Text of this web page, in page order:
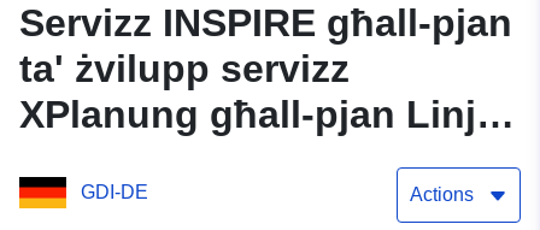
Servizz INSPIRE għall-pjan
ta' żvilupp servizz
XPlanung għall-pjan Linji
ta' kostruzzjoni Pfahlheim
Hahlheim 1910 Fit-triq
GDI-DE Actions